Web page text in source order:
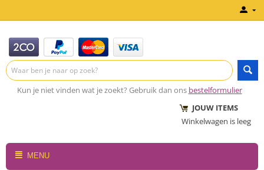
Kun je niet vinden wat je zoekt? Gebruik dan ons bestelformulier
JOUW ITEMS
Winkelwagen is leeg
MENU